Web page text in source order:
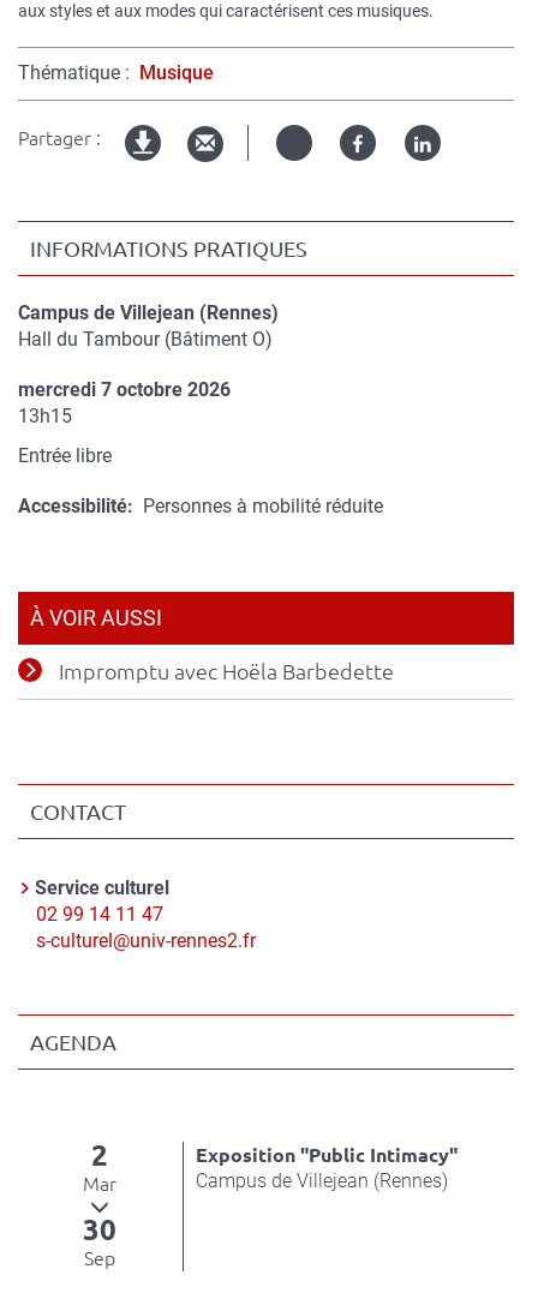
aux styles et aux modes qui caractérisent ces musiques.
Thématique Musique
Partager : Twitter FacebookLinked
INFORMATIONS PRATIQUES
Campus de Villejean (Rennes)
Compléments
lieu
Hall du Tambour (Bâtiment O)
mercredi 7 octobre 2026
Complément
date
13h15
Entrée libre
Accessibilité Personnes à mobilité réduite
À VOIR AUSSI
Impromptu avec Hoëla Barbedette
CONTACT
Nom
du
Service culturel
Téléphone
02 99 14 11 47
Courriel
s-culturel@univ-rennes2.fr
AGENDA
2
Mar
30
Sep
Exposition "Public Intimacy"
Campus de Villejean (Rennes)